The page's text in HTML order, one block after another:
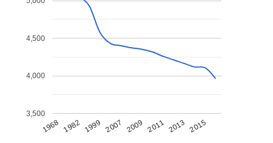
1968 1982 1999 2007 2009 2011 2013 2015
3,500
4,000
4,500